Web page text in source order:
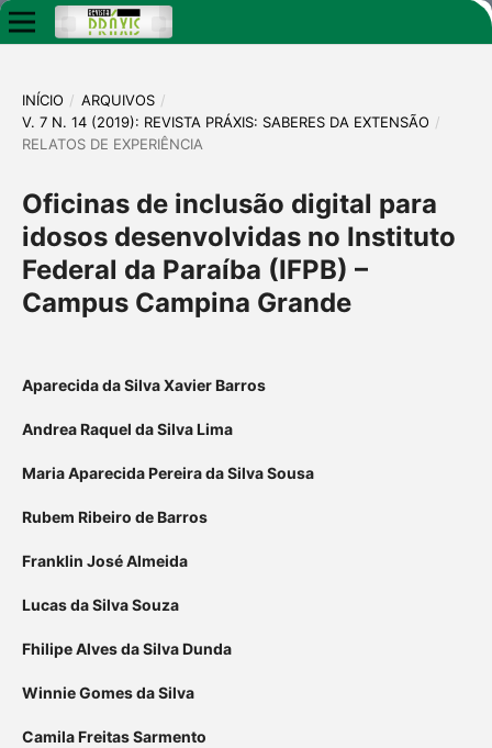
INÍCIO / ARQUIVOS /
V. 7 N. 14 (2019): REVISTA PRÁXIS: SABERES DA EXTENSÃO /
RELATOS DE EXPERIÊNCIA
Oficinas de inclusão digital para
idosos desenvolvidas no Instituto
Federal da Paraíba (IFPB) –
Campus Campina Grande
Aparecida da Silva Xavier Barros
Andrea Raquel da Silva Lima
Maria Aparecida Pereira da Silva Sousa
Rubem Ribeiro de Barros
Franklin José Almeida
Lucas da Silva Souza
Fhilipe Alves da Silva Dunda
Winnie Gomes da Silva
Camila Freitas Sarmento